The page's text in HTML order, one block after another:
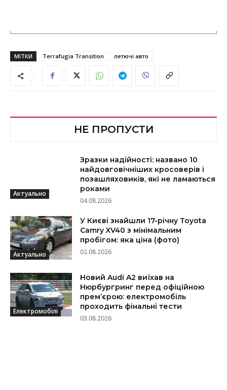
МІТКИ Terrafugia Transition летючі авто
НЕ ПРОПУСТИ
Актуально
Зразки надійності: названо 10
найдовговічніших кросоверів і
позашляховиків, які не ламаються
роками
04.08.2026
Актуально
У Києві знайшли 17-річну Toyota
Camry XV40 з мінімальним
пробігом: яка ціна (фото)
02.08.2026
Електромобілі
Новий Audi A2 виїхав на
Нюрбургринг перед офіційною
прем’єрою: електромобіль
проходить фінальні тести
03.08.2026